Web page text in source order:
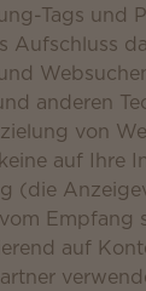
Tags und
Aufschluss
anderen
von
auf Ihre
(die
Empfang
auf